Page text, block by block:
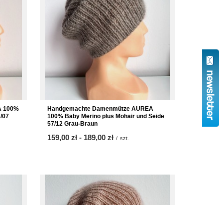
100%
07
Handgemachte Damenmütze AUREA
100% Baby Merino plus Mohair und Seide
57/12 Grau-Braun
ab
159,00 zł - bis
189,00 zł / szt.